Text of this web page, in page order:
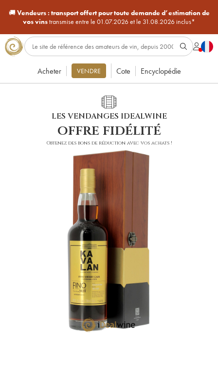
🚚Vendeurs : transport offert pour toute demande d’estimation de
vos vinstransmise entre le 01.07.2026 et le 31.08.2026 inclus*
Acheter VENDRE Cote Encyclopédie
LES VENDANGES IDEALWINE
offre fidélité
Obtenez des bons de réduction avec vos achats !